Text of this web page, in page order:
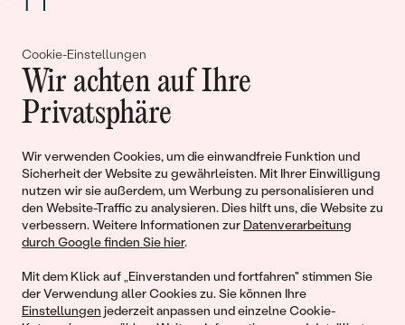
Cookie-Einstellungen
Wir achten auf Ihre
Privatsphäre
Wir verwenden Cookies, um die einwandfreie Funktion und
Sicherheit der Website zu gewährleisten. Mit Ihrer Einwilligung
nutzen wir sie außerdem, um Werbung zu personalisieren und
den Website-Traffic zu analysieren. Dies hilft uns, die Website zu
verbessern. Weitere Informationen zur Datenverarbeitung
durch Google finden Sie hier.
Mit dem Klick auf „Einverstanden und fortfahren" stimmen Sie
der Verwendung aller Cookies zu. Sie können Ihre
Einstellungen jederzeit anpassen und einzelne Cookie-
Gemeinsam erschaffen wir
Geschichten von Schönheit und
Liebe
Begleiten Sie uns!